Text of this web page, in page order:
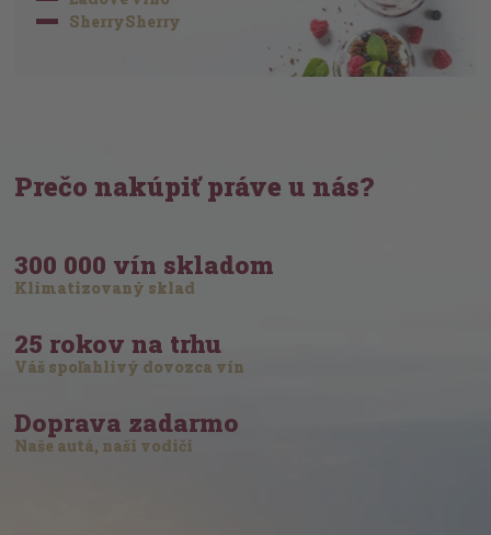
SherrySherry
Prečo nakúpiť práve u nás?
300 000 vín skladom
Klimatizovaný sklad
25 rokov na trhu
Váš spoľahlivý dovozca vín
Doprava zadarmo
Naše autá, naši vodiči